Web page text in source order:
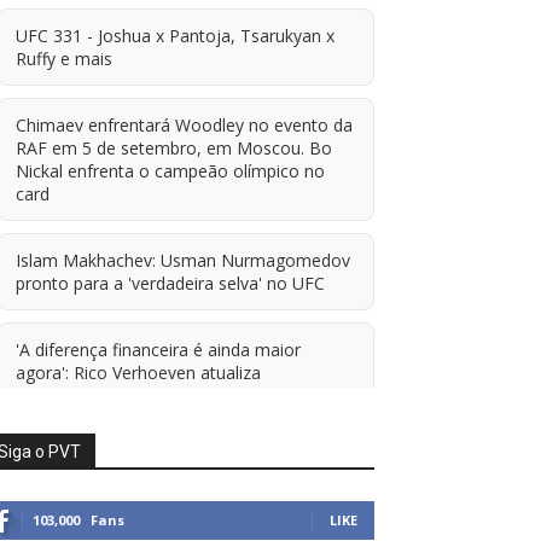
UFC 331 - Joshua x Pantoja, Tsarukyan x
Ruffy e mais
Chimaev enfrentará Woodley no evento da
RAF em 5 de setembro, em Moscou. Bo
Nickal enfrenta o campeão olímpico no
card
Islam Makhachev: Usman Nurmagomedov
pronto para a 'verdadeira selva' no UFC
'A diferença financeira é ainda maior
agora': Rico Verhoeven atualiza
para Michael Morales simplesmente ficar
sentado esperando. E ainda cutuca Prates
o PVT
103,000 Fans LIKE